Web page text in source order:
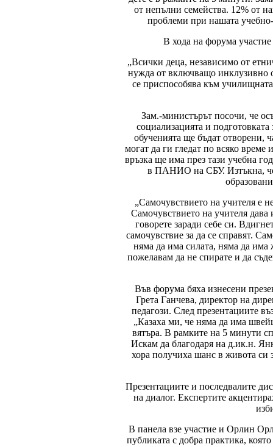
от непълни семейства. 12% от
проблеми при нашата
В хода на форума
„Всички деца, независимо от
нужда от включващо инклузивно
се приспособява към
Зам.-министърът посочи, че
социализацията и
обученията ще бъдат отворени,
могат да ги гледат по всяко
връзка ще има през тази учебна
в ПАНИО на СБУ. Изтъкна, че
„Самочувствието на учителя е
Самочувствието на учителя дава
говорете заради себе си.
самочувствие за да се справят.
няма да има силата, няма да има
пожелавам да не спирате и да
Във форума бяха изнесени
Грета Ганчева, директор на
педагози. След презентациите
„Казаха ми, че няма да има
вятъра. В рамките на 5 минути
Искам да благодаря на д.ик.н.
хора получиха шанс в живота си
Презентациите и последвалите
на диалог. Експертите
В панела взе участие и Орлин
публиката с добра практика,